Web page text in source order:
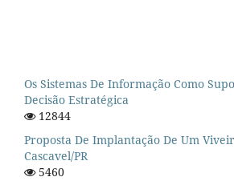
Os Sistemas De Informação Como
Decisão Estratégica
12844
Proposta De Implantação De Um
Cascavel/PR
5460